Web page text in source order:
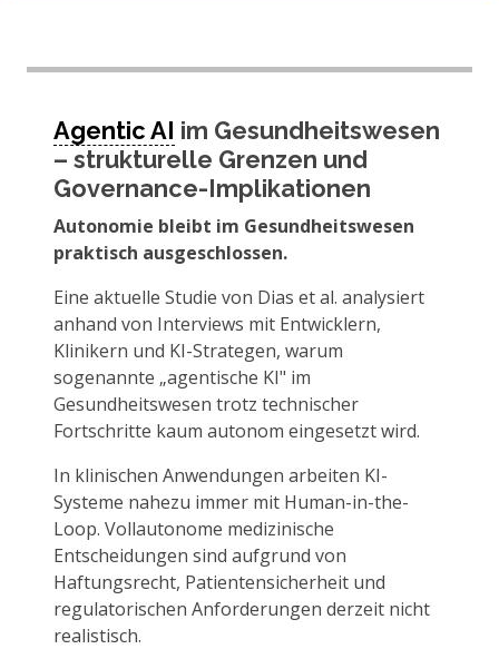
Agentic AI im Gesundheitswesen
– strukturelle Grenzen und
Governance-Implikationen
Autonomie bleibt im Gesundheitswesen
praktisch ausgeschlossen.
Eine aktuelle Studie von Dias et al. analysiert
anhand von Interviews mit Entwicklern,
Klinikern und KI-Strategen, warum
sogenannte „agentische KI" im
Gesundheitswesen trotz technischer
Fortschritte kaum autonom eingesetzt wird.
In klinischen Anwendungen arbeiten KI-
Systeme nahezu immer mit Human-in-the-
Loop. Vollautonome medizinische
Entscheidungen sind aufgrund von
Haftungsrecht, Patientensicherheit und
regulatorischen Anforderungen derzeit nicht
realistisch.